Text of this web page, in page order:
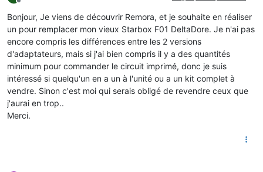
Offline
Bonjour, Je viens de découvrir Remora, et je souhaite en réaliser
un pour remplacer mon vieux Starbox F01 DeltaDore. Je n'ai pas
encore compris les différences entre les 2 versions
d'adaptateurs, mais si j'ai bien compris il y a des quantités
minimum pour commander le circuit imprimé, donc je suis
intéressé si quelqu'un en a un à l'unité ou a un kit complet à
vendre. Sinon c'est moi qui serais obligé de revendre ceux que
j'aurai en trop..
Merci.